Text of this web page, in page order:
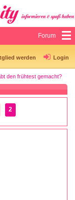
Forum
werden Login
den frühtest gemacht?
2